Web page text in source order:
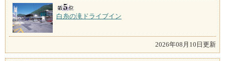
白糸の滝ドライブイン
2026年08月10日更新